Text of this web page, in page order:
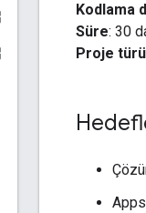
Kodlama
Süre: 30
Proje türü